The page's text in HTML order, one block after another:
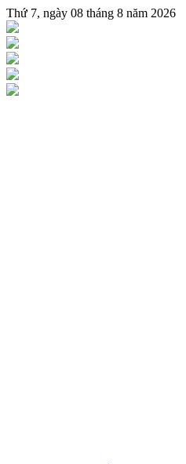
Thứ 7, ngày 08 tháng 8 năm 2026